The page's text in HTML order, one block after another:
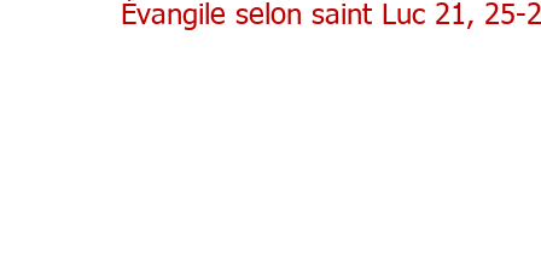
Évangile selon saint Luc 21, 25-